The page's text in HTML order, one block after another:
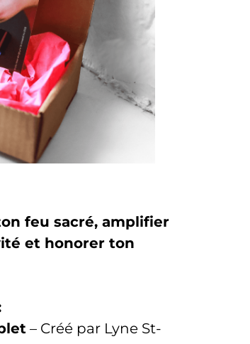
feu sacré, amplifier
et honorer ton
– Créé par Lyne St-